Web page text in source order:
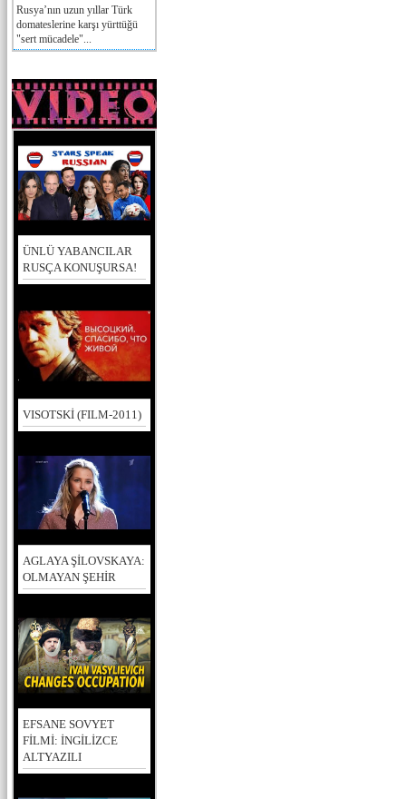
Rusya’nın uzun yıllar Türk
domateslerine karşı yürttüğü
"sert mücadele"...
ÜNLÜ YABANCILAR
RUSÇA KONUŞURSA!
VISOTSKİ (FILM-2011)
AGLAYA ŞİLOVSKAYA:
OLMAYAN ŞEHİR
EFSANE SOVYET
FİLMİ: İNGİLİZCE
ALTYAZILI